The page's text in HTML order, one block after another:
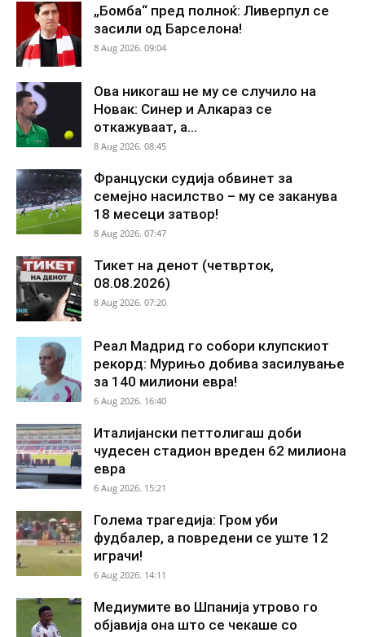
„Бомба“ пред полноќ: Ливерпул се
засили од Барселона!
8 Aug 2026. 09:04
Ова никогаш не му се случило на
Новак: Синер и Алкараз се
откажуваат, а...
8 Aug 2026. 08:45
Француски судија обвинет за
семејно насилство – му се заканува
18 месеци затвор!
8 Aug 2026. 07:47
Тикет на денот (четврток,
08.08.2026)
8 Aug 2026. 07:20
Реал Мадрид го собори клупскиот
рекорд: Мурињо добива засилување
за 140 милиони евра!
6 Aug 2026. 16:40
Италијански петтолигаш доби
чудесен стадион вреден 62 милиона
евра
6 Aug 2026. 15:21
Голема трагедија: Гром уби
фудбалер, а повредени се уште 12
играчи!
6 Aug 2026. 14:11
Медиумите во Шпанија утрово го
објавија она што се чекаше со